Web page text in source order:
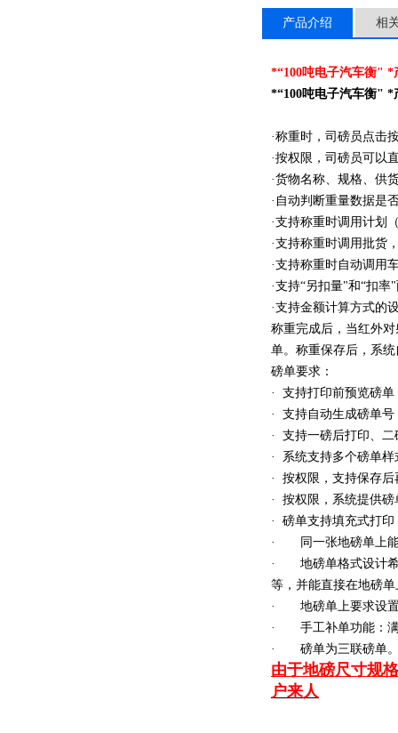
产品介绍 相
*“100吨电子汽车衡" *
*“100吨电子汽车衡" *
·称重时，司磅员点击
·按权限，司磅员可以
·货物名称、规格、供
·自动判断重量数据是
·支持称重时调用计划
·支持称重时调用批货
·支持称重时自动调用
·支持“另扣量"和“扣
·支持金额计算方式的
称重完成后，当红外
单。称重保存后，系
磅单要求：
· 支持打印前预览磅单
· 支持自动生成磅单号
· 支持一磅后打印、
· 系统支持多个磅单
· 按权限，支持保存
· 按权限，系统提供
· 磅单支持填充式打印
· 同一张地磅单上能
· 地磅单格式设计希
等，并能直接在地磅
· 地磅单上要求设置
· 手工补单功能：满
· 磅单为三联磅单
由于地磅尺寸规
户来人